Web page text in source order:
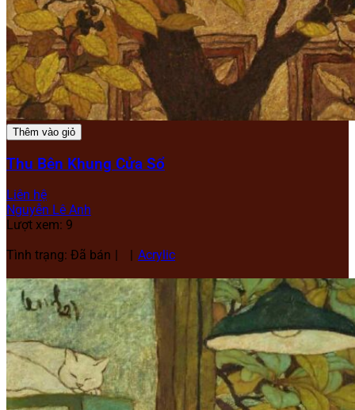
Thêm vào giỏ
Thu Bên Khung Cửa Sổ
Liên hệ
Nguyễn Lê Anh
Lượt xem: 9
Tình trạng: Đã bán
Acrylic